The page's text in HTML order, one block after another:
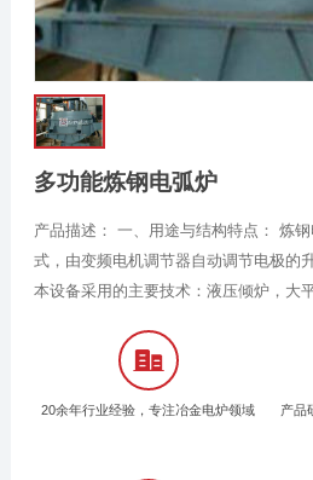
多功能炼钢电弧炉
产品描述： 一、用途与结构特点： 炼
式，由变频电机调节器自动调节电极的
本设备采用的主要技术：液压倾炉，大
等。 本电弧炉可用于熔炼普通结构钢、
20余年行业经验，专注冶金电炉领域
产品